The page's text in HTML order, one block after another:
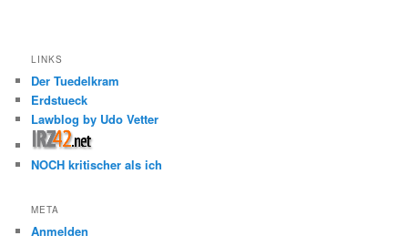
LINKS
Der Tuedelkram
Erdstueck
Lawblog by Udo Vetter
NOCH kritischer als ich
META
Anmelden